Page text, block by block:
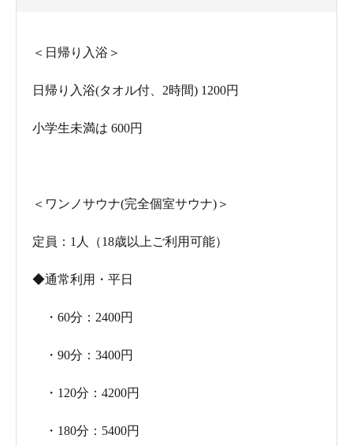
＜日帰り入浴＞
日帰り入浴(タオル付、2時間) 1200円
小学生未満は 600円
＜ワンノサウナ(完全個室サウナ)＞
定員：1人（18歳以上ご利用可能）
◆通常利用・平日
・60分：2400円
・90分：3400円
・120分：4200円
・180分：5400円